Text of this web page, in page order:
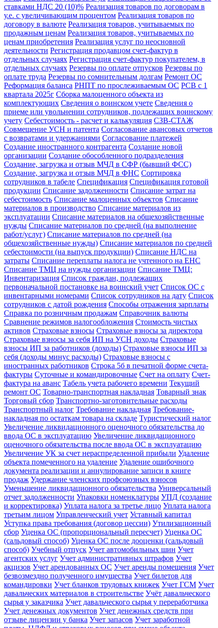
ставками НДС 20 (10)% Реализация товаров по договорам в
у.е. с увеличивающим процентом Реализация товаров по
договору в валюте Реализация товаров, учитываемых по
продажным ценам Реализация товаров, учитываемых по
ценам приобретения Реализация услуг по неосновной
деятельности Регистрация продавцом счет-фактур в
отдельных случаях Регистрация счет-фактур покупателем, в
отдельных случаях Резервы по оплате отпусков Резервы по
оплате труда Резервы по сомнительным долгам Ремонт ОС
Реформация баланса РНПТ по прослеживаемым ОС РСВ с 1
квартала 2025г Сборка малоценного объекта из
комплектующих Сведения о воинском учете Сведения о
приеме или увольнении сотрудников, подлежащих воинскому
учету Себестоимость - расчет и калькуляция СЗВ-СТАЖ
Совмещение УСН и патента Согласование авансовых отчетов
с возвратами и удержаниями Согласование платежей
Создание иностранного контрагента Создание новой
организации Создание обособленного подразделения
Создание, загрузка и отзыв МЧД в СФР (бывший ФСС)
Создание, загрузка и отзыв МЧД в ФНС Сортировка
сотрудников в табеле Спецификация Спецификация готовой
продукции Списание задолженности Списание затрат на
себестоимость Списание малоценных объектов Списание
материалов в производство Списание материалов из
эксплуатации Списание материалов на общехозяйственные
нужды Списание материалов по средней (на выполнение
работ/услуг) Списание материалов по средней (на
общехозяйственные нужды) Списание материалов по средней
себестоимости (на выпуск продукции) Списание НДС на
затраты Списание переплаты налога не учтенного на ЕНС
Списание ТМЦ на нужды организации Списание ТМЦ:
Инвентаризация Список граждан, подлежащих
первоначальной постановке на воинский учет Список ОС с
инвентарными номерами Список сотрудников на дату Список
сотрудников с датой рождения Способы отражения зарплаты
Справка по розничным продажам Справочник валюты
Сравнение режимов налогообложения Стоимость чистых
активов Страховые взносы Страховые взносы за директора
Страховые взносы за себя ИП на УСН доходы Страховые
взносы ИП за работников (доходы) Страховые взносы ИП за
себя (доходы минус расходы) Страховые взносы с
иностранных работников Строка 5б в печатной форме счета-
фактуры Суточные и командировочные Счет на оплату Счет-
фактура на аванс Табель учета рабочего времени Текущий
ремонт ОС Товарно-транспортная накладная Товарный знак
Торговый сбор Транспортно-заготовительные расходы
Транспортный налог Требование накладная Требование-
накладная по остаткам товара на складе Туристический налог
Увеличение ликвидационного оценочного обязательства до
ввода ОС в эксплуатацию Увеличение ликвидационного
оценочного обязательства после ввода ОС в эксплуатацию
Увеличение УК за счет нераспределенной прибыли Удаление
объекта помеченного на удаление Удаление ошибочного
документа реализации и аннулирование записи в книге
продаж Удержание членских профсоюзных взносов
Уменьшение ликвидационного обязательства Универсальный
отчет задолженности Упаковки номенклатуры УПД (создание
и корректировка) Уплата налога за третье лицо Уплата налога
третьим лицом Управленческий учет Уставный капитал
Уступка права требования (договор цессии) Утилизационный
сбор Уценка ОС (пропорциональный пересчет) Уценка ОС
(сальдовый способ) Уценка ОС после дооценки (сальдовый
способ) Учебный отпуск Учет автомобильных шин Учет
агентских услуг Учет административных штрафов Учет
акцизов Учет арендованных ОС Учет аренды помещения Учет
безвозмездно полученного имущества Учет билетов для
командировки Учет бланков трудовых книжек Учет ГСМ Учет
давальческих материалов в строительстве Учёт давальческого
сырья у заказчика Учет давальческого сырья у переработчика
Учет денежных документов Учет денежных средств при
отзыве лицензии у банка Учет запасов Учет заработной